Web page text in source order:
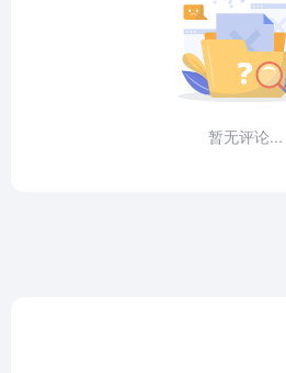
暂无评论...